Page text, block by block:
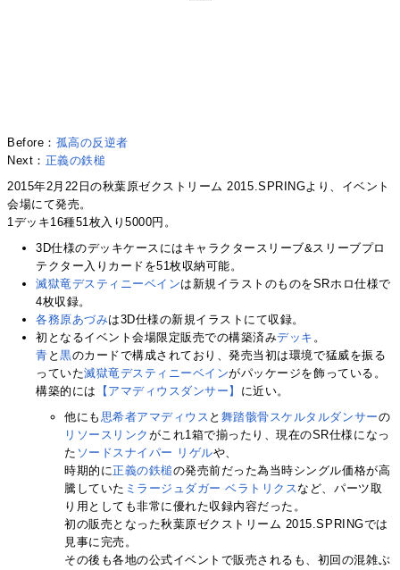
Before： 孤高の反逆者
Next： 正義の鉄槌
2015年2月22日の秋葉原ゼクストリーム 2015.SPRINGより、イベント
会場にて発売。
1デッキ16種51枚入り5000円。
3D仕様のデッキケースにはキャラクタースリーブ&スリーブプロ
テクター入りカードを51枚収納可能。
滅獄竜デスティニーベインは新規イラストのものをSRホロ仕様で
4枚収録。
各務原あづみは3D仕様の新規イラストにて収録。
初となるイベント会場限定販売での構築済みデッキ 。
青 と黒のカードで構成されており、発売当初は環境で猛威を振る
っていた滅獄竜デスティニーベインがパッケージを飾っている。
構築的には
【アマディウスダンサー】 に近い。
他にも 思希者アマディウス と 舞踏骸骨スケルタルダンサーの
リソースリンク がこれ1箱で揃ったり、現在のSR仕様になっ
た ソードスナイパー リゲルや、
時期的に正義の鉄槌の発売前だった為当時シングル価格が高
騰していた ミラージュダガー ベラトリクスなど、パーツ取
り用としても非常に優れた収録内容だった。
初の販売となった秋葉原ゼクストリーム 2015.SPRINGでは
見事に完売。
その後も各地の公式イベントで販売されるも、初回の混雑ぶ